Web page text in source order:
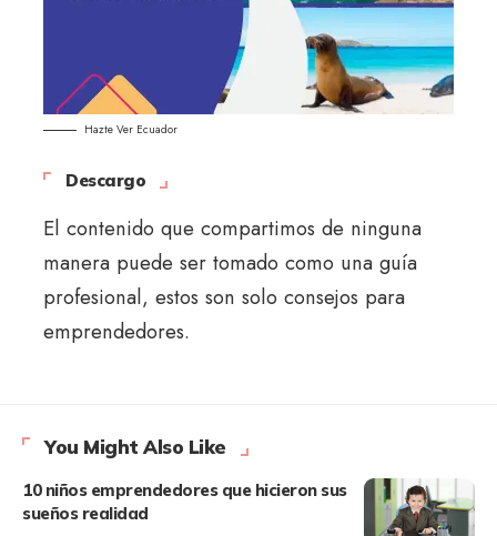
Hazte Ver Ecuador
Descargo
El contenido que compartimos de ninguna
manera puede ser tomado como una guía
profesional, estos son solo consejos para
emprendedores.
You Might Also Like
10 niños emprendedores que hicieron sus
sueños realidad